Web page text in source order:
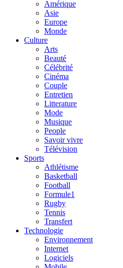
Amérique
Asie
Europe
Monde
Culture
Arts
Beauté
Célébrité
Cinéma
Couple
Entretien
Litterature
Mode
Musique
People
Savoir vivre
Télévision
Sports
Athlétisme
Basketball
Football
Formule1
Rugby
Tennis
Transfert
Technologie
Environnement
Internet
Logiciels